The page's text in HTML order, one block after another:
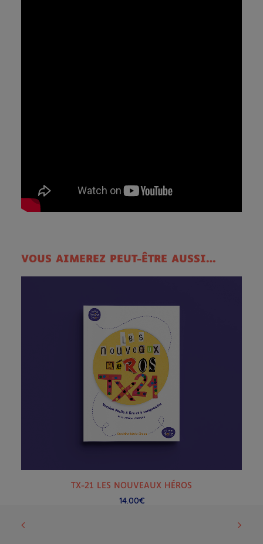
VOUS AIMEREZ PEUT-ÊTRE AUSSI…
AJOUTER AU PANIER
TX-21 LES NOUVEAUX HÉROS
14.00€